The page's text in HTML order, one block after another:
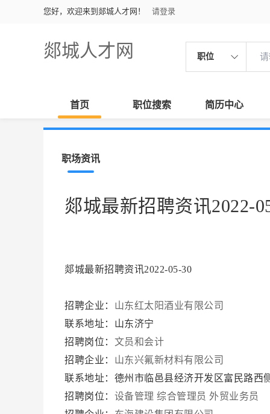
您好，欢迎来到郯城人才网！ 请登录
郯城人才网 职位
首页 职位搜索 简历中心
职场资讯
郯城最新招聘资讯2022-
郯城最新招聘资讯2022-05-30
招聘企业： 山东红太阳酒业有限公司
联系地址：山东济宁
招聘岗位： 文员和会计
招聘企业： 山东兴氟新材料有限公司
联系地址：德州市临邑县经济开发区富民路西
招聘岗位： 设备管理 综合管理员 外贸业务员